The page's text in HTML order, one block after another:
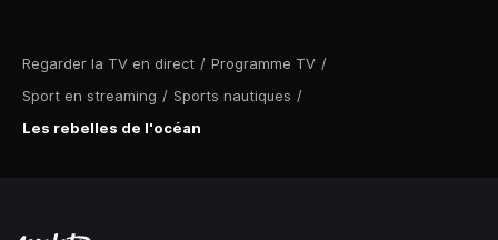
Regarder la TV en direct / Programme TV /
Sport en streaming / Sports nautiques /
Les rebelles de l'océan